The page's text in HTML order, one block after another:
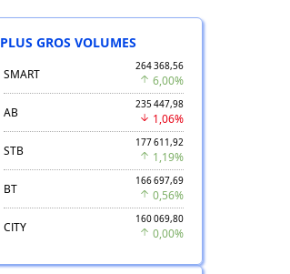
PLUS GROS VOLUMES
SMART
264 368,56
6,00%
AB
235 447,98
1,06%
STB
177 611,92
1,19%
BT
166 697,69
0,56%
CITY
160 069,80
0,00%